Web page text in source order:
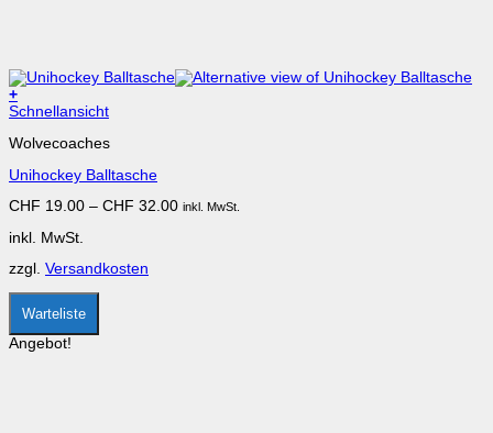
+
Dieses
weist
Varianten
Die
können
der
Produktseite
gewählt
Schnellansicht
Wolvecoaches
Unihockey Balltasche
CHF 19.00 – CHF 32.00 inkl. MwSt.
inkl. MwSt.
zzgl. Versandkosten
Warteliste
Angebot!